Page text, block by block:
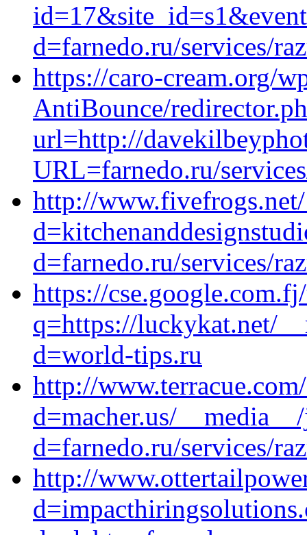
d=farnedo.ru/services/
https://caro-cream.org/
AntiBounce/
url=http://
URL=farnedo.ru/
http://
d=farnedo.ru/services/
https://
q=https://luckykat.net/
d=world-tips.ru
http://
d=macher.us/
d=farnedo.ru/services/
http://